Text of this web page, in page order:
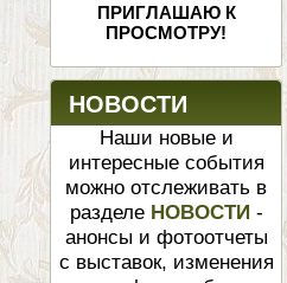
ПРИГЛАШАЮ К
ПРОСМОТРУ!
НОВОСТИ
Наши новые и
интересные события
можно отслеживать в
разделе НОВОСТИ -
анонсы и фотоотчеты
с выставок, изменения